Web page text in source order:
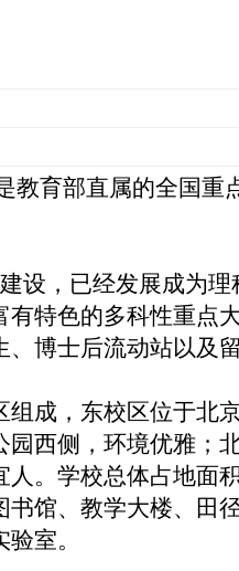
教育部直属的全国重
设，已经发展成为
有特色的多科性重点
、博士后流动站以及
组成，东校区位于北
园西侧，环境优雅；
人。学校总体占地面
书馆、教学大楼、田
室。